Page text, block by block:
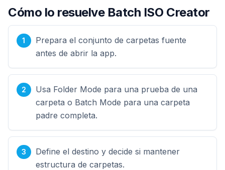
Cómo lo resuelve Batch ISO Creator
Prepara el conjunto de carpetas fuente
antes de abrir la app.
Usa Folder Mode para una prueba de una
carpeta o Batch Mode para una carpeta
padre completa.
Define el destino y decide si mantener
estructura de carpetas.